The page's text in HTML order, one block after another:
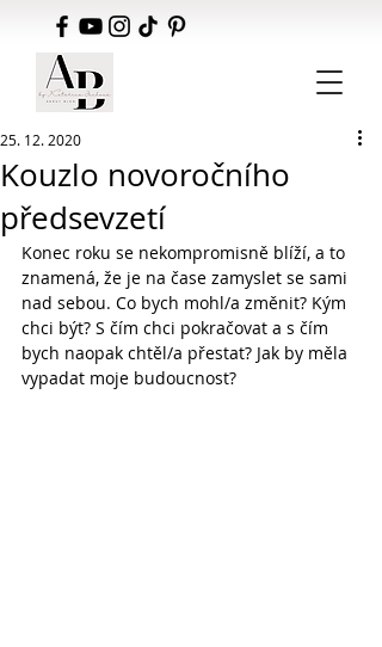
Kouzlo novoročního
předsevzetí
25. 12. 2020
Konec roku se nekompromisně blíží, a to
znamená, že je na čase zamyslet se sami
nad sebou. Co bych mohl/a změnit? Kým
chci být? S čím chci pokračovat a s čím
bych naopak chtěl/a přestat? Jak by měla
vypadat moje budoucnost?